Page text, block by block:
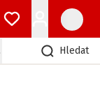
Hledat